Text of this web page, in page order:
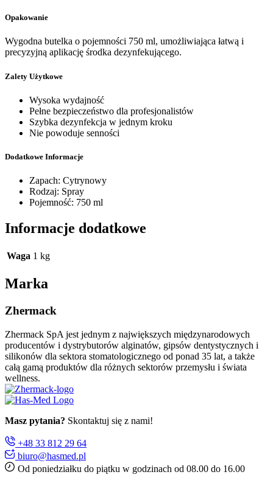
Opakowanie
Wygodna butelka o pojemności 750 ml, umożliwiająca łatwą i
precyzyjną aplikację środka dezynfekującego.
Zalety Użytkowe
Wysoka wydajność
Pełne bezpieczeństwo dla profesjonalistów
Szybka dezynfekcja w jednym kroku
Nie powoduje senności
Dodatkowe Informacje
Zapach: Cytrynowy
Rodzaj: Spray
Pojemność: 750 ml
Informacje dodatkowe
Waga 1 kg
Marka
Zhermack
Zhermack SpA jest jednym z największych międzynarodowych
producentów i dystrybutorów alginatów, gipsów dentystycznych i
silikonów dla sektora stomatologicznego od ponad 35 lat, a także
całą gamą produktów dla różnych sektorów przemysłu i świata
wellness.
Masz pytania? Skontaktuj się z nami!
+48 33 812 29 64
biuro@hasmed.pl
Od poniedziałku do piątku w godzinach od 08.00 do 16.00